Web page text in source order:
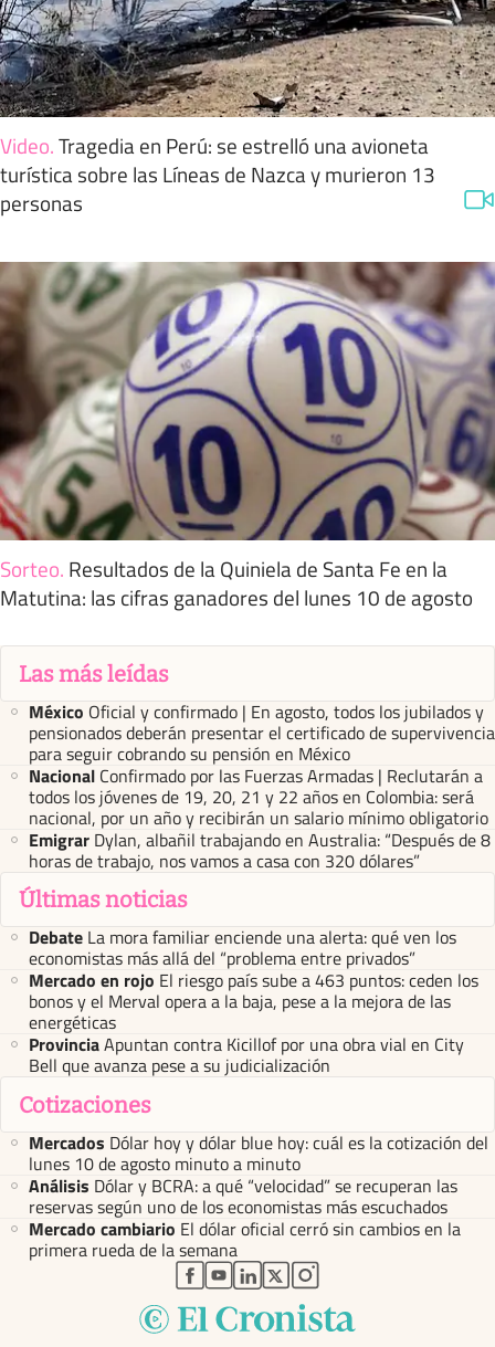
Video.Tragedia en Perú: se estrelló una avioneta
turística sobre las Líneas de Nazca y murieron 13
personas
Sorteo. Resultados de la Quiniela de Santa Fe en la
Matutina: las cifras ganadores del lunes 10 de agosto
Las más leídas
México Oficial y confirmado | En agosto, todos los jubilados y
pensionados deberán presentar el certificado de supervivencia
para seguir cobrando su pensión en México
Nacional Confirmado por las Fuerzas Armadas | Reclutarán a
todos los jóvenes de 19, 20, 21 y 22 años en Colombia: será
nacional, por un año y recibirán un salario mínimo obligatorio
Emigrar Dylan, albañil trabajando en Australia: “Después de 8
horas de trabajo, nos vamos a casa con 320 dólares”
Últimas noticias
Debate La mora familiar enciende una alerta: qué ven los
economistas más allá del “problema entre privados”
Mercado en rojo El riesgo país sube a 463 puntos: ceden los
bonos y el Merval opera a la baja, pese a la mejora de las
energéticas
ProvinciaApuntan contra Kicillof por una obra vial en City
Bell que avanza pese a su judicialización
Cotizaciones
Mercados Dólar hoy y dólar blue hoy: cuál es la cotización del
lunes 10 de agosto minuto a minuto
Análisis Dólar y BCRA: a qué “velocidad” se recuperan las
reservas según uno de los economistas más escuchados
Mercado cambiario El dólar oficial cerró sin cambios en la
primera rueda de la semana
abre en nueva pestaña
abre en nueva pestaña
abre en nueva pestaña
abre en nueva pestaña
abre en nueva pestaña